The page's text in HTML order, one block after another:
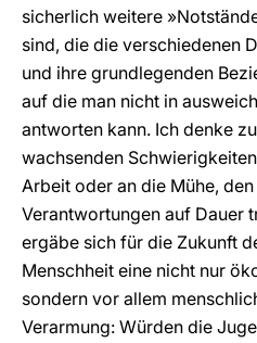
sicherlich weitere
sind, die die verschiedenen
und ihre grundlegenden
auf die man nicht in
antworten kann. Ich denke
wachsenden
Arbeit oder an die Mühe,
Verantwortungen auf Dauer
ergäbe sich für die Zukunft
Menschheit eine nicht nur
sondern vor allem
Verarmung: Würden die